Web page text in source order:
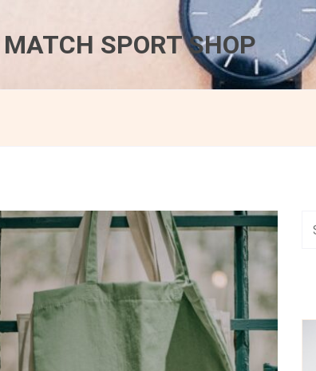
MATCH SPORT SHOP